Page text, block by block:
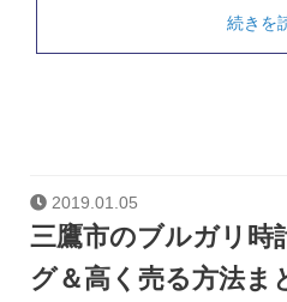
続きを
2019.01.05
三鷹市のブルガリ時
グ＆高く売る方法ま